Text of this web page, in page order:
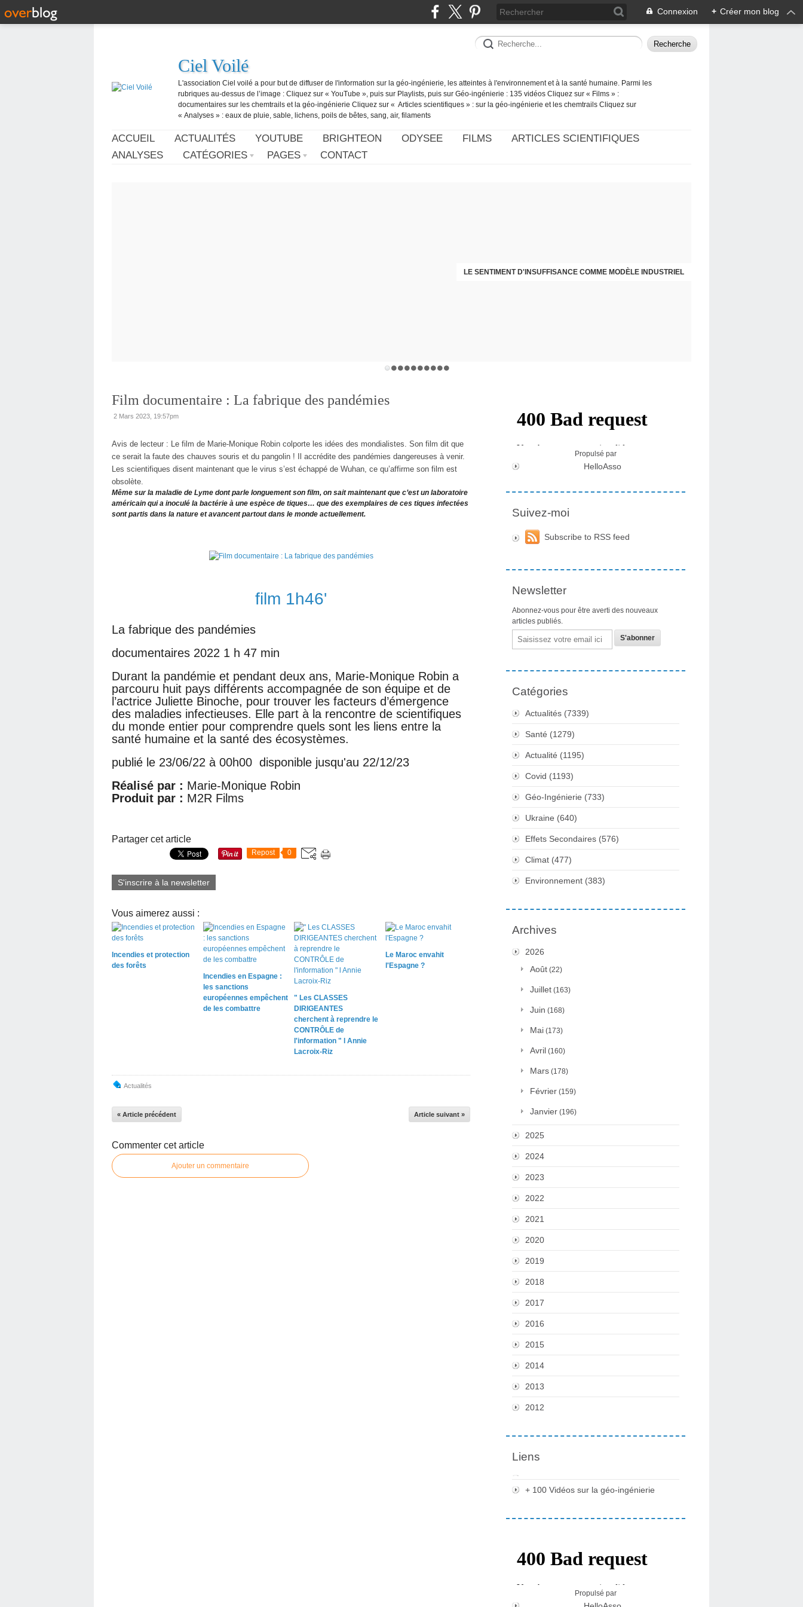
Connexion + Créer mon blog
Ciel Voilé
L'association Ciel voilé a pour but de diffuser de l'information sur la géo-ingénierie, les atteintes à l'environnement et à la santé humaine. Parmi les
rubriques au-dessus de l’image : Cliquez sur « YouTube », puis sur Playlists, puis sur Géo-ingénierie : 135 vidéos Cliquez sur « Films » :
documentaires sur les chemtrails et la géo-ingénierie Cliquez sur « Articles scientifiques » : sur la géo-ingénierie et les chemtrails Cliquez sur
« Analyses » : eaux de pluie, sable, lichens, poils de bêtes, sang, air, filaments
ACCUEIL ACTUALITÉS YOUTUBE BRIGHTEON ODYSEE FILMS
ARTICLES SCIENTIFIQUES
ANALYSES
CATÉGORIES PAGES CONTACT
LE SENTIMENT D'INSUFFISANCE COMME MODÈLE INDUSTRIEL
DÉNI MÉDICAL SUR LES EFFETS SECONDAIRES
Film documentaire : La fabrique des pandémies
2 Mars 2023, 19:57pm
Avis de lecteur : Le film de Marie-Monique Robin colporte les idées des mondialistes. Son film dit que
ce serait la faute des chauves souris et du pangolin ! Il accrédite des pandémies dangereuses à venir.
Les scientifiques disent maintenant que le virus s’est échappé de Wuhan, ce qu’affirme son film est
obsolète.
Même sur la maladie de Lyme dont parle longuement son film, on sait maintenant que c’est un laboratoire
américain qui a inoculé la bactérie à une espèce de tiques… que des exemplaires de ces tiques infectées
sont partis dans la nature et avancent partout dans le monde actuellement.
film 1h46'
La fabrique des pandémies
documentaires 2022 1 h 47 min
Durant la pandémie et pendant deux ans, Marie-Monique Robin a
parcouru huit pays différents accompagnée de son équipe et de
l’actrice Juliette Binoche, pour trouver les facteurs d’émergence
des maladies infectieuses. Elle part à la rencontre de scientifiques
du monde entier pour comprendre quels sont les liens entre la
santé humaine et la santé des écosystèmes.
publié le 23/06/22 à 00h00 disponible jusqu'au 22/12/23
Réalisé par : Marie-Monique Robin
Produit par : M2R Films
Partager cet article
Repost 0
S'inscrire à la newsletter
Vous aimerez aussi :
Incendies et protection
des forêts
Incendies en Espagne :
les sanctions
européennes empêchent
de les combattre
" Les CLASSES
DIRIGEANTES
cherchent à reprendre le
CONTRÔLE de
l'information " l Annie
Lacroix-Riz
Le Maroc envahit
l'Espagne ?
Actualités
« Article précédent Article suivant »
Commenter cet article
Ajouter un commentaire
Propulsé par
HelloAsso
Suivez-moi
Subscribe to RSS feed
Newsletter
Abonnez-vous pour être averti des nouveaux
articles publiés.
Email
Catégories
Actualités (7339)
Santé (1279)
Actualité (1195)
Covid (1193)
Géo-Ingénierie (733)
Ukraine (640)
Effets Secondaires (576)
Climat (477)
Environnement (383)
Archives
2026
Août (22)
Juillet (163)
Juin (168)
Mai (173)
Avril (160)
Mars (178)
Février (159)
Janvier (196)
2025
2024
2023
2022
2021
2020
2019
2018
2017
2016
2015
2014
2013
2012
Liens
+ 100 Vidéos sur la géo-ingénierie
Propulsé par